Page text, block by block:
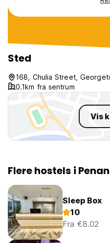
please variate the music
the panflute classic on
Sted
168, Chulia Street,
0.1km fra sentrum
Vis
Flere hostels i
Sleep Box
10
Fra €8.02